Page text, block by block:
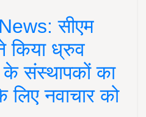
सीएम
किया ध्रुव
के संस्थापकों का
लिए नवाचार को